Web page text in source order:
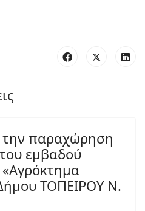
παραχώρηση
εμβαδού
ΤΟΠΕΙΡΟΥ Ν.